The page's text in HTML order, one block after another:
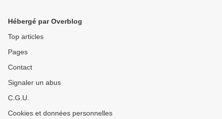
Hébergé par Overblog
Top articles
Pages
Contact
Signaler un abus
C.G.U.
Cookies et données personnelles